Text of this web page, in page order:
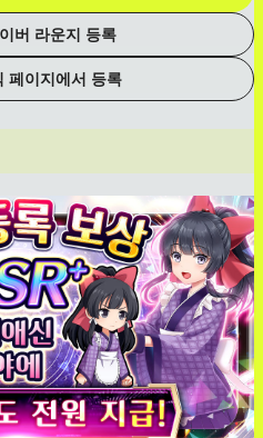
버 라운지 등록
페이지에서 등록